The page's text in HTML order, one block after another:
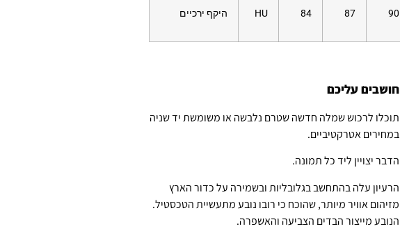
90
87
84
HU היקף ירכיים
חושבים עליכם
תוכלו לרכוש שמלה חדשה שטרם נלבשה או משומשת יד שניה
במחירים אטרקטיביים.
הדבר יצויין ליד כל תמונה.
הרעיון עלה בהתחשב בגלובליות ובשמירה על כדור הארץ
מזיהום אוויר מיותר, שהוכח כי רובו נובע מתעשיית הטכסטיל.
הנובע מייצור הבדים הצביעה והאשפרה.